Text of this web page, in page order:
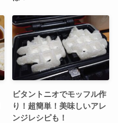
ビタントニオでモッフル作
り！超簡単！美味しいアレ
ンジレシピも！